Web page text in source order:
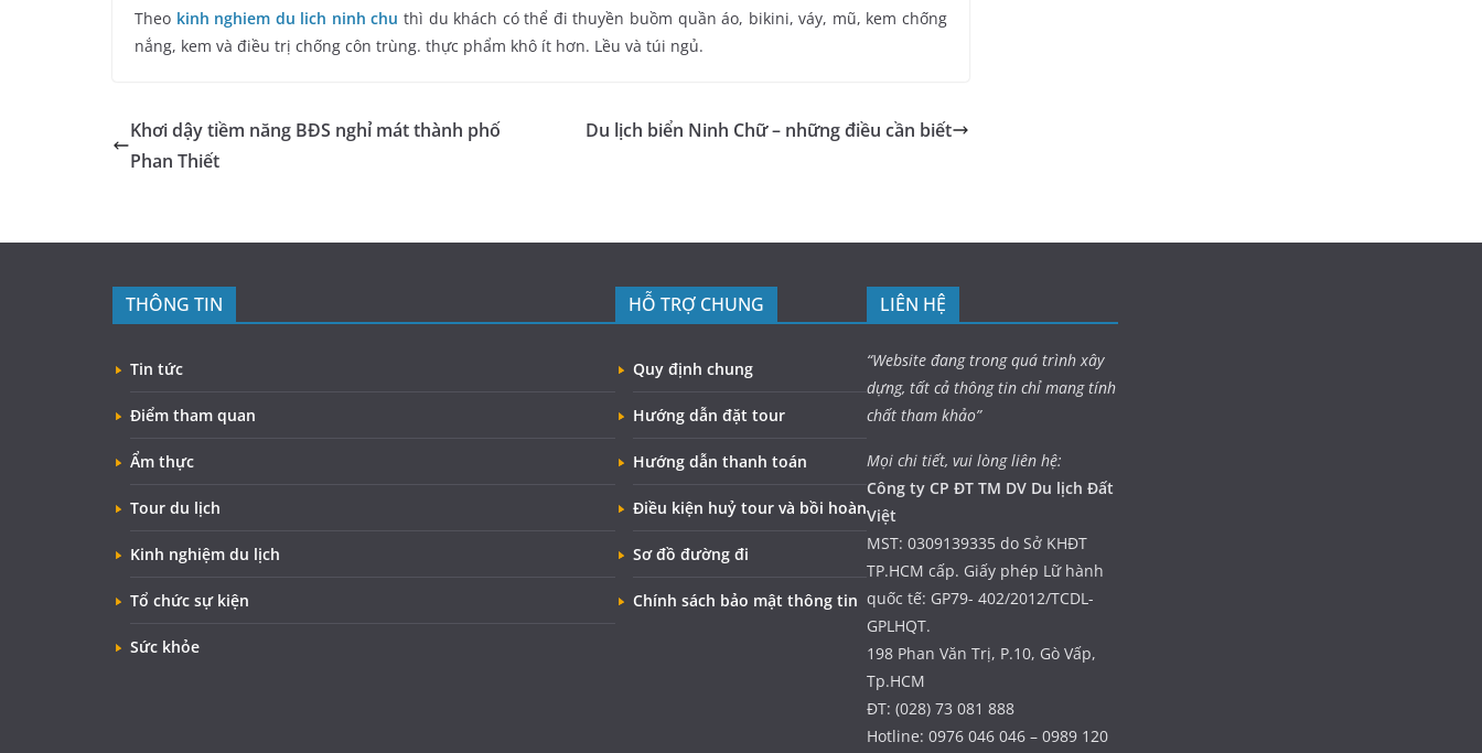
Theo kinh nghiem du lich ninh chu thì du khách có thể đi thuyền buồm quần áo, bikini, váy, mũ, kem chống
nắng, kem và điều trị chống côn trùng. thực phẩm khô ít hơn. Lều và túi ngủ.
Khơi dậy tiềm năng BĐS nghỉ mát thành phố
Phan Thiết
Du lịch biển Ninh Chữ – những điều cần biết
THÔNG TIN
Tin tức
Điểm tham quan
Ẩm thực
Tour du lịch
Kinh nghiệm du lịch
Tổ chức sự kiện
Sức khỏe
HỖ TRỢ CHUNG
Quy định chung
Hướng dẫn đặt tour
Hướng dẫn thanh toán
Điều kiện huỷ tour và bồi hoàn
Sơ đồ đường đi
Chính sách bảo mật thông tin
LIÊN HỆ
“Website đang trong quá trình xây
dựng, tất cả thông tin chỉ mang tính
chất tham khảo”
Mọi chi tiết, vui lòng liên hệ:
Công ty CP ĐT TM DV Du lịch Đất
Việt
MST: 0309139335 do Sở KHĐT
TP.HCM cấp. Giấy phép Lữ hành
quốc tế: GP79- 402/2012/TCDL-
GPLHQT.
198 Phan Văn Trị, P.10, Gò Vấp,
Tp.HCM
ĐT: (028) 73 081 888
Hotline: 0976 046 046 – 0989 120